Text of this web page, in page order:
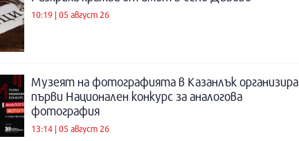
10:19 | 05 август 26
Музеят на фотографията в Казанлък организира
първи Национален конкурс за аналогова
фотография
13:14 | 05 август 26